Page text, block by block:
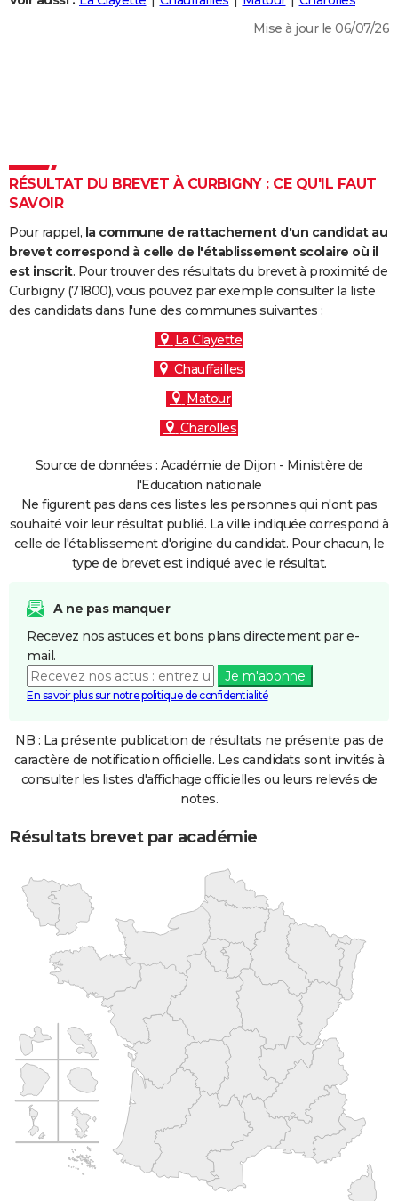
DICTIONNAIRE
Dictionnaire
Biographies
Citations
Expressions
Proverbes
PROGRAMME TV
COPAINS D'AVANT
S'inscrire
Se connecter
Lycées
Collèges
Primaires
Universités
Entreprises
Service militaire
Avis de recherche
AVIS DE DÉCÈS
FORUM
Mise à jour le 06/07/26
RÉSULTAT DU BREVET À CURBIGNY : CE QU'IL FAUT
SAVOIR
Pour rappel, la commune de rattachement d'un candidat au
brevet correspond à celle de l'établissement scolaire où il
est inscrit. Pour trouver des résultats du brevet à proximité de
Curbigny (71800), vous pouvez par exemple consulter la liste
des candidats dans l'une des communes suivantes :
La Clayette
Chauffailles
Matour
Charolles
Source de données : Académie de Dijon - Ministère de
l'Education nationale
Ne figurent pas dans ces listes les personnes qui n'ont pas
souhaité voir leur résultat publié. La ville indiquée correspond à
celle de l'établissement d'origine du candidat. Pour chacun, le
type de brevet est indiqué avec le résultat.
A ne pas manquer
Recevez nos astuces et bons plans directement par e-
mail.
Je m'abonne
En savoir plus sur notre politique de confidentialité
NB : La présente publication de résultats ne présente pas de
caractère de notification officielle. Les candidats sont invités à
consulter les listes d'affichage officielles ou leurs relevés de
notes.
Résultats brevet par académie